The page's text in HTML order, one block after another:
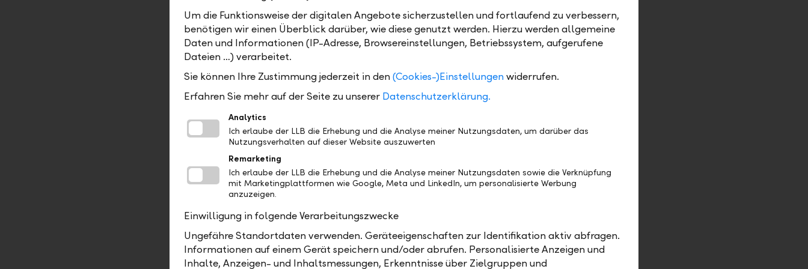
Wird eine Struktur steuerlich anerkannt, werden ihr die Vermögens- und
Ertragswerte zugerechnet und sie ist selbst berechtigt, die Quellensteuer
im eigenen Namen zurückzufordern (intransparent). Erfolgt diese
Anerkennung nicht, werden die Werte dem Stifter, Errichter oder
Begünstigten zugeschrieben. Die Struktur wird als transparent qualifiziert
und es erfolgt ein sogenannter Durchgriff durch die Struktur. In diesem Fall
kann die dahinterstehende Person die Quellensteuer im Rahmen des
entsprechenden DBAs zurückfordern.
Andere Länder, andere Sitten
Im Gegensatz zu den Kriterien der Ansässigkeit, finden sich für die
Beurteilung der Frage, wann eine juristische Person mit einer Rechtsform,
die im Ausland nicht bekannt ist, als Steuersubjekt anerkannt wird, keine
einheitlichen Merkmale. In der Praxis haben sich verschiedene
Anhaltspunkte herauskristallisiert, die bei der Prüfung angewendet
werden. Diese unterscheiden sich jedoch von Land zu Land.
Es ist daher immer eine Einzelfallprüfung unter Beizug der
Um die Funktionsweise der digitalen Angebote sicherzustellen und fortlaufend zu verbessern,
benötigen wir einen Überblick darüber, wie diese genutzt werden. Hierzu werden allgemeine
Daten und Informationen (IP-Adresse, Browsereinstellungen, Betriebssystem, aufgerufene
Dateien …) verarbeitet.
Sie können Ihre Zustimmung jederzeit in den(Cookies-)Einstellungenwiderrufen.
Erfahren Sie mehr auf der Seite zu unserer Datenschutzerklärung.
Analytics
Ich erlaube der LLB die Erhebung und die Analyse meiner Nutzungsdaten, um darüber das
Nutzungsverhalten auf dieser Website auszuwerten
Remarketing
Ich erlaube der LLB die Erhebung und die Analyse meiner Nutzungsdaten sowie die Verknüpfung
mit Marketingplattformen wie Google, Meta und LinkedIn, um personalisierte Werbung
anzuzeigen.
Einwilligung in folgende Verarbeitungszwecke
Ungefähre Standortdaten verwenden. Geräteeigenschaften zur Identifikation aktiv abfragen.
Informationen auf einem Gerät speichern und/oder abrufen. Personalisierte Anzeigen und
Inhalte, Anzeigen- und Inhaltsmessungen, Erkenntnisse über Zielgruppen und